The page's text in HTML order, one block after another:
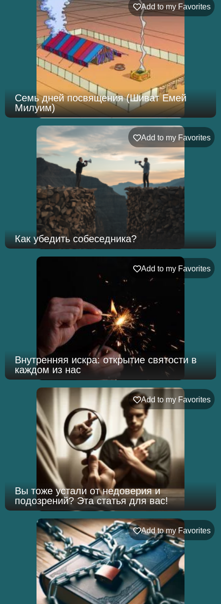
Add to my Favorites
Семь дней посвящения (Шиват Емей
Милуим)
Add to my Favorites
Как убедить собеседника?
Add to my Favorites
Внутренняя искра: открытие святости в
каждом из нас
Add to my Favorites
Вы тоже устали от недоверия и
подозрений? Эта статья для вас!
Add to my Favorites